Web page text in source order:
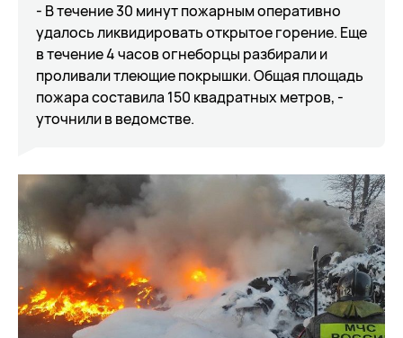
- В течение 30 минут пожарным оперативно
удалось ликвидировать открытое горение. Еще
в течение 4 часов огнеборцы разбирали и
проливали тлеющие покрышки. Общая площадь
пожара составила 150 квадратных метров, -
уточнили в ведомстве.